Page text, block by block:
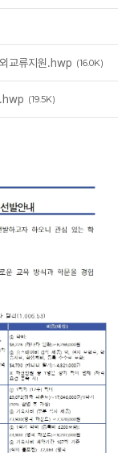
교류지원.hwp (16.0K)
(19.5K)